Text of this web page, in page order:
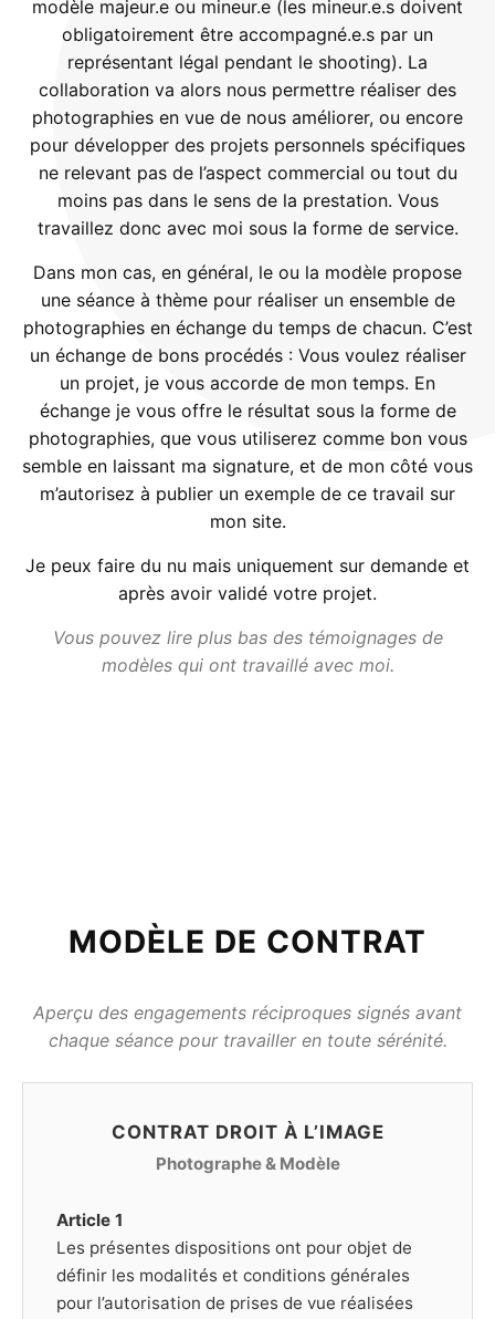
modèle majeur.e ou mineur.e (les mineur.e.s doivent
obligatoirement être accompagné.e.s par un
représentant légal pendant le shooting). La
collaboration va alors nous permettre réaliser des
photographies en vue de nous améliorer, ou encore
pour développer des projets personnels spécifiques
ne relevant pas de l’aspect commercial ou tout du
moins pas dans le sens de la prestation. Vous
travaillez donc avec moi sous la forme de service.
Dans mon cas, en général, le ou la modèle propose
une séance à thème pour réaliser un ensemble de
photographies en échange du temps de chacun. C’est
un échange de bons procédés : Vous voulez réaliser
un projet, je vous accorde de mon temps. En
échange je vous offre le résultat sous la forme de
photographies, que vous utiliserez comme bon vous
semble en laissant ma signature, et de mon côté vous
m’autorisez à publier un exemple de ce travail sur
mon site.
Je peux faire du nu mais uniquement sur demande et
après avoir validé votre projet.
Vous pouvez lire plus bas des témoignages de
modèles qui ont travaillé avec moi.
MODÈLE DE CONTRAT
Aperçu des engagements réciproques signés avant
chaque séance pour travailler en toute sérénité.
CONTRAT DROIT À L’IMAGE
Photographe & Modèle
Article 1
Les présentes dispositions ont pour objet de
définir les modalités et conditions générales
pour l’autorisation de prises de vue réalisées